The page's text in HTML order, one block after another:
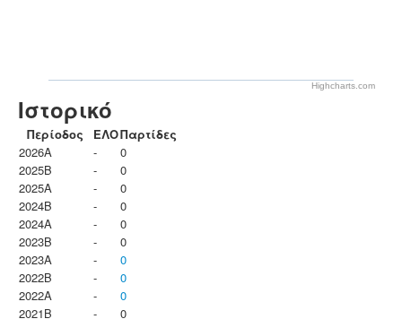
Highcharts.com
Ιστορικό
Περίοδος ΕΛΟΠαρτίδες
2026A
-
0
2025B
-
0
2025A
-
0
2024B
-
0
2024A
-
0
2023B
-
0
2023Α
-
0
2022B
-
0
2022A
-
0
2021B
- 0